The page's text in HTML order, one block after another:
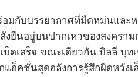
มกับบรรยากาศที่มืดหม่นและ
งยืนอยู่บนปากเหวของสงคร
บ็ดเสร็จ ขณะเดียวกัน บิลลี่ บุ
อ็คชั่นสุดอลังการรู้สึกผิดหวั